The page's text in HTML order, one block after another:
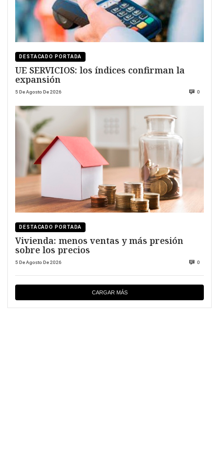
DESTACADO PORTADA
UE SERVICIOS: los índices confirman la
expansión
5 De Agosto De 2026 0
DESTACADO PORTADA
Vivienda: menos ventas y más presión
sobre los precios
5 De Agosto De 2026 0
CARGAR MÁS